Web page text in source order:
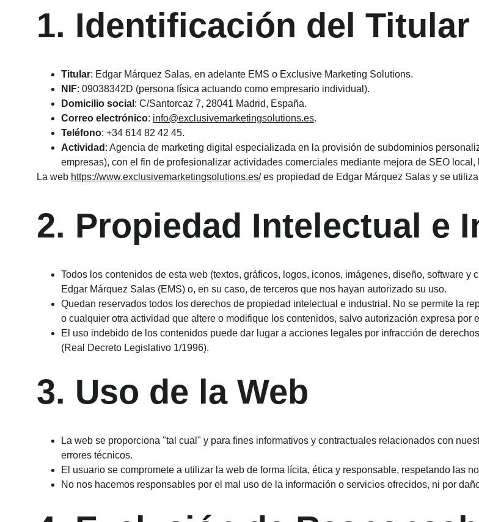
1. Identificación del Titular
Titular: Edgar Márquez Salas, en adelante EMS o Exclusive Marketing Solutions.
NIF: 09038342D (persona física actuando como empresario individual).
Domicilio social : C/Santorcaz 7, 28041 Madrid, España.
Correo electrónico: info@exclusivemarketingsolutions.es.
Teléfono: +34 614 82 42 45.
Actividad : Agencia de marketing digital especializada en la provisión de subdominios
empresas), con el fin de profesionalizar actividades comerciales mediante mejora de SEO
La web https://www.exclusivemarketingsolutions.es/ es propiedad de Edgar Márquez Salas y se
2. Propiedad Intelectual e
Todos los contenidos de esta web (textos, gráficos, logos, iconos, imágenes, diseño, software
Edgar Márquez Salas (EMS) o, en su caso, de terceros que nos hayan autorizado su uso.
Quedan reservados todos los derechos de propiedad intelectual e industrial. No se permite la
o cualquier otra actividad que altere o modifique los contenidos, salvo autorización expresa por
El uso indebido de los contenidos puede dar lugar a acciones legales por infracción de
(Real Decreto Legislativo 1/1996).
3. Uso de la Web
La web se proporciona "tal cual" y para fines informativos y contractuales relacionados con
errores técnicos.
El usuario se compromete a utilizar la web de forma lícita, ética y responsable, respetando las
No nos hacemos responsables por el mal uso de la información o servicios ofrecidos, ni por